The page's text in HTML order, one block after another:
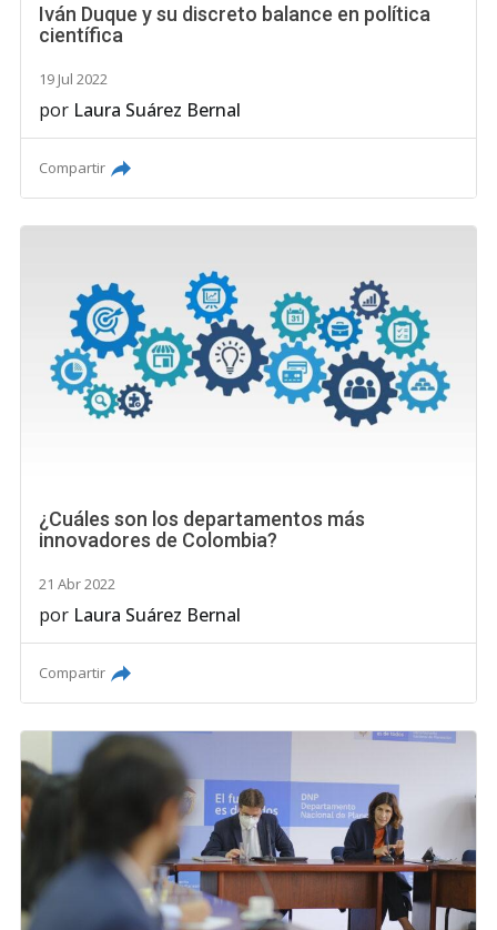
Iván Duque y su discreto balance en política
científica
19 Jul 2022
por Laura Suárez Bernal
Compartir
¿Cuáles son los departamentos más
innovadores de Colombia?
21 Abr 2022
por Laura Suárez Bernal
Compartir